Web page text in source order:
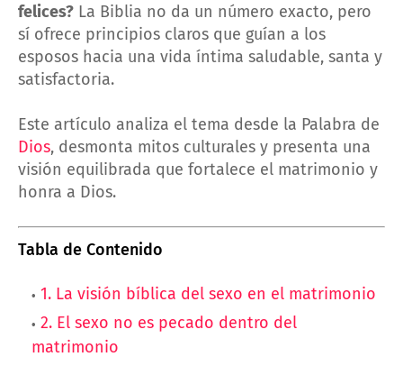
felices? La Biblia no da un número exacto, pero
sí ofrece principios claros que guían a los
esposos hacia una vida íntima saludable, santa y
satisfactoria.
Este artículo analiza el tema desde la Palabra de
Dios, desmonta mitos culturales y presenta una
visión equilibrada que fortalece el matrimonio y
honra a Dios.
Tabla de Contenido
1. La visión bíblica del sexo en el matrimonio
2. El sexo no es pecado dentro del
matrimonio